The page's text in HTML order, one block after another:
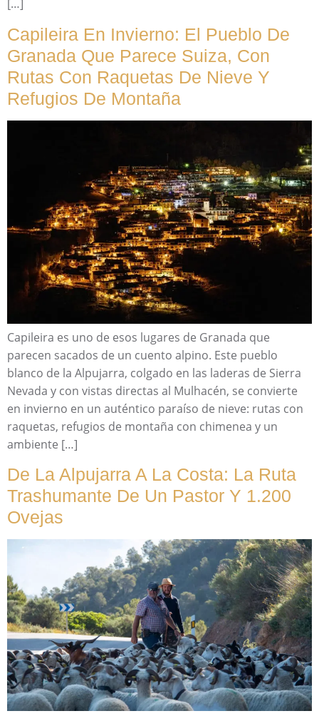
[…]
Capileira En Invierno: El Pueblo De
Granada Que Parece Suiza, Con
Rutas Con Raquetas De Nieve Y
Refugios De Montaña
Capileira es uno de esos lugares de Granada que
parecen sacados de un cuento alpino. Este pueblo
blanco de la Alpujarra, colgado en las laderas de Sierra
Nevada y con vistas directas al Mulhacén, se convierte
en invierno en un auténtico paraíso de nieve: rutas con
raquetas, refugios de montaña con chimenea y un
ambiente […]
De La Alpujarra A La Costa: La Ruta
Trashumante De Un Pastor Y 1.200
Ovejas